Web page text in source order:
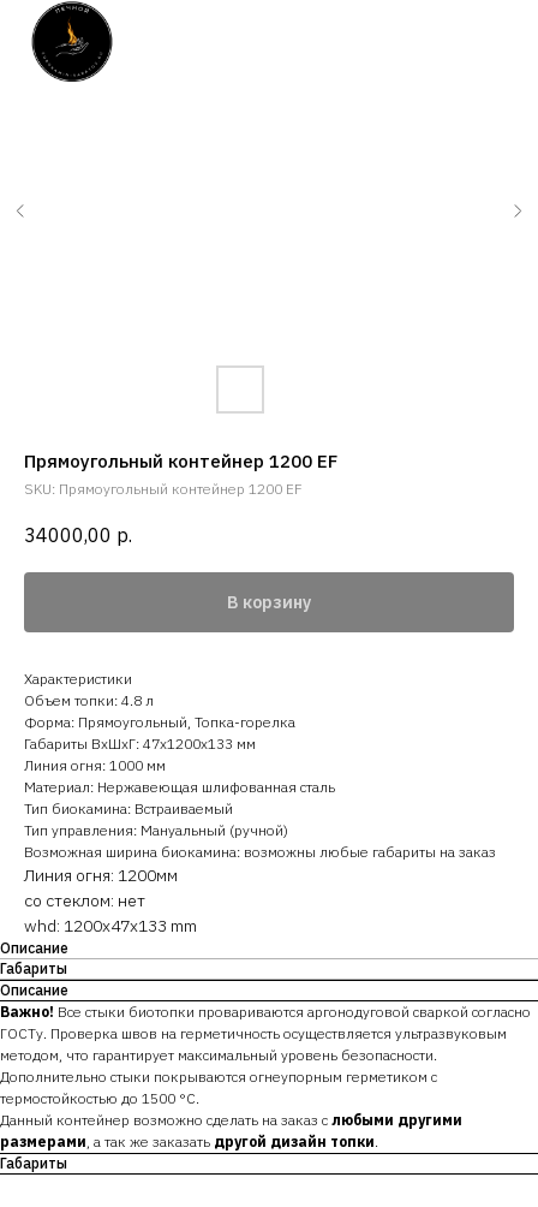
Прямоугольный контейнер 1200 EF
SKU: Прямоугольный контейнер 1200 EF
34000,00 р.
В корзину
Характеристики
Объем топки: 4.8 л
Форма: Прямоугольный, Топка-горелка
Габариты ВхШхГ: 47х1200х133 мм
Линия огня: 1000 мм
Материал: Нержавеющая шлифованная сталь
Тип биокамина: Встраиваемый
Тип управления: Мануальный (ручной)
Возможная ширина биокамина: возможны любые габариты на заказ
Линия огня: 1200мм
со стеклом: нет
whd: 1200x47x133 mm
Описание
Габариты
Описание
Важно! ​Все стыки биотопки провариваются аргонодуговой сваркой согласно
ГОСТу. Проверка швов на герметичность осуществляется ультразвуковым
методом, что гарантирует максимальный уровень безопасности.
Дополнительно стыки покрываются огнеупорным герметиком с
термостойкостью до 1500 °С.
Данный контейнер возможно сделать на заказ с любыми другими
размерами , а так же заказать другой дизайн топки
Габариты